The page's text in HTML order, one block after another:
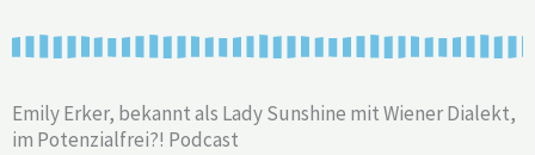
Emily Erker, bekannt als Lady Sunshine mit Wiener Dialekt,
im Potenzialfrei?! Podcast